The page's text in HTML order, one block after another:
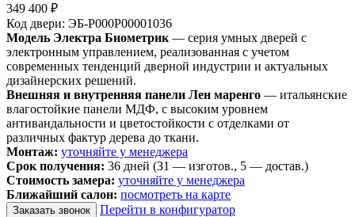
349 400 ₽
Код двери: ЭБ-P000P00001036
Модель Электра Биометрик — серия умных дверей с
электронным управлением, реализованная с учетом
современных тенденций дверной индустрии и актуальных
дизайнерских решений.
Внешняя и внутренняя панели Лен маренго — итальянские
влагостойкие панели МДФ, с высоким уровнем
антивандальности и цветостойкости с отделками от
различных фактур дерева до ткани.
Монтаж: уточняйте у менеджера
Срок получения: 36 дней (31 — изготов., 5 — достав.)
Стоимость замера: уточняйте у менеджера
Ближайший салон: посмотреть на карте
Заказать звонок
Перейти в конфигуратор